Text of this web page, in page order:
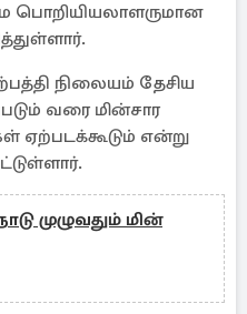
பொறியியலாளருமான
நிலையம் தேசிய
வரை மின்சார
ஏற்படக்கூடும் என்று
முழுவதும் மின்